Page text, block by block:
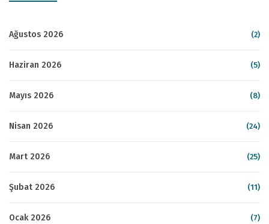
Ağustos 2026 (2)
Haziran 2026 (5)
Mayıs 2026 (8)
Nisan 2026 (24)
Mart 2026 (25)
Şubat 2026 (11)
Ocak 2026 (7)